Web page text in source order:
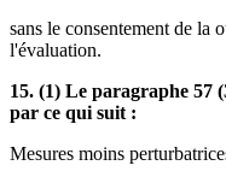
sans le consentement de la
l'évaluation.
15. (1) Le paragraphe 57
par ce qui suit :
Mesures moins